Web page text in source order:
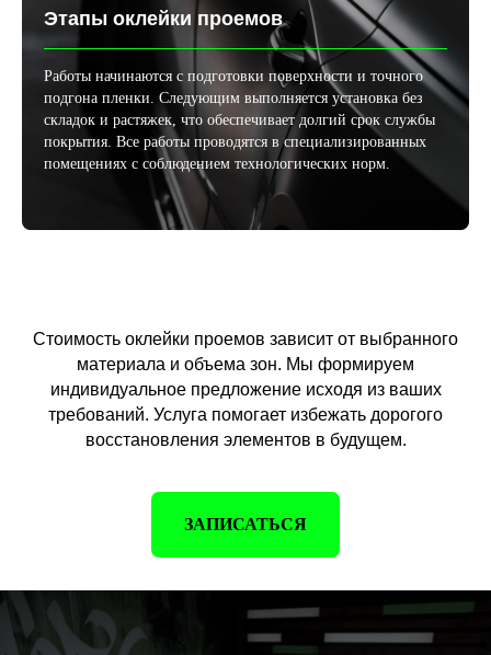
Этапы оклейки проемов
Работы начинаются с подготовки поверхности и точного
подгона пленки. Следующим выполняется установка без
складок и растяжек, что обеспечивает долгий срок службы
покрытия. Все работы проводятся в специализированных
помещениях с соблюдением технологических норм.
Стоимость оклейки проемов зависит от выбранного
материала и объема зон. Мы формируем
индивидуальное предложение исходя из ваших
требований. Услуга помогает избежать дорогого
восстановления элементов в будущем.
ЗАПИСАТЬСЯ